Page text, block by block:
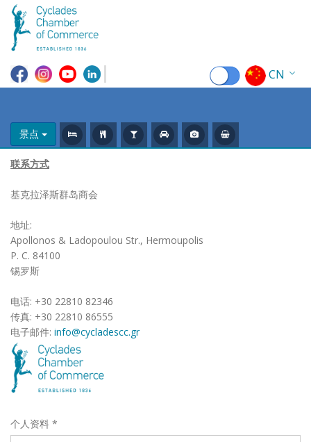
CN
景点
联系方式
基克拉泽斯群岛商会
地址:
Apollonos & Ladopoulou Str., Hermoupolis
P. C. 84100
锡罗斯
电话: +30 22810 82346
传真: +30 22810 86555
电子邮件: info@cycladescc.gr
个人资料 *